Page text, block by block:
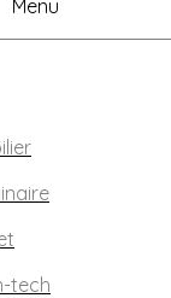
Menu
tech